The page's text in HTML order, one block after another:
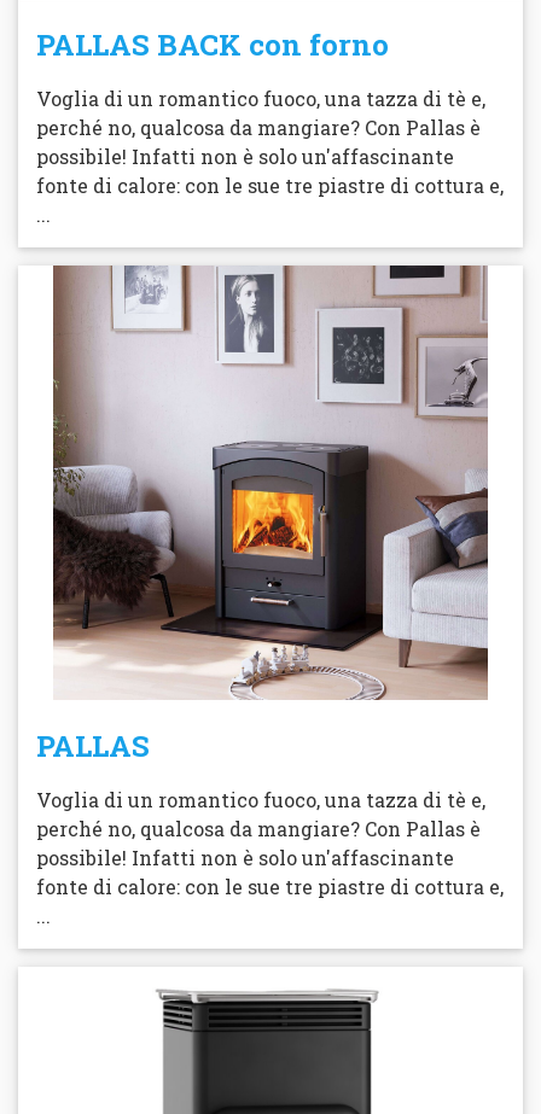
PALLAS BACK con forno
Voglia di un romantico fuoco, una tazza di tè e,
perché no, qualcosa da mangiare? Con Pallas è
possibile! Infatti non è solo un'affascinante
fonte di calore: con le sue tre piastre di cottura e,
...
PALLAS
Voglia di un romantico fuoco, una tazza di tè e,
perché no, qualcosa da mangiare? Con Pallas è
possibile! Infatti non è solo un'affascinante
fonte di calore: con le sue tre piastre di cottura e,
...